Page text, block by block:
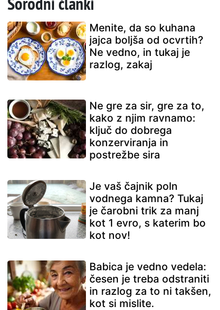
Menite, da so kuhana
jajca boljša od ocvrtih?
Ne vedno, in tukaj je
razlog, zakaj
Ne gre za sir, gre za to,
kako z njim ravnamo:
ključ do dobrega
konzerviranja in
postrežbe sira
Je vaš čajnik poln
vodnega kamna? Tukaj
je čarobni trik za manj
kot 1 evro, s katerim bo
kot nov!
Babica je vedno vedela:
česen je treba odstraniti
in razlog za to ni takšen,
kot si mislite.